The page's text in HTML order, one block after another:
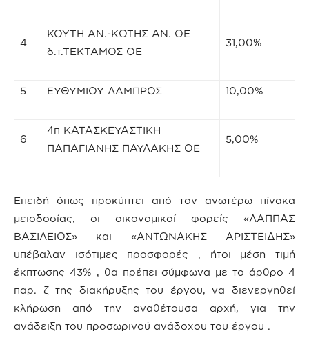
4
ΚΟΥΤΗ ΑΝ.-ΚΩΤΗΣ ΑΝ. ΟΕ
δ.τ.ΤΕΚΤΑΜΟΣ ΟΕ
31,00%
5 ΕΥΘΥΜΙΟΥ ΛΑΜΠΡΟΣ 10,00%
6
4π ΚΑΤΑΣΚΕΥΑΣΤΙΚΗ
ΠΑΠΑΓΙΑΝΗΣ ΠΑΥΛΑΚΗΣ ΟΕ
5,00%
Επειδή όπως προκύπτει από τον ανωτέρω πίνακα
μειοδοσίας, οι οικονομικοί φορείς «ΛΑΠΠΑΣ
ΒΑΣΙΛΕΙΟΣ» και «ΑΝΤΩΝΑΚΗΣ ΑΡΙΣΤΕΙΔΗΣ»
υπέβαλαν ισότιμες προσφορές , ήτοι μέση τιμή
έκπτωσης 43% , θα πρέπει σύμφωνα με το άρθρο 4
παρ. ζ της διακήρυξης του έργου, να διενεργηθεί
κλήρωση από την αναθέτουσα αρχή, για την
ανάδειξη του προσωρινού ανάδοχου του έργου .